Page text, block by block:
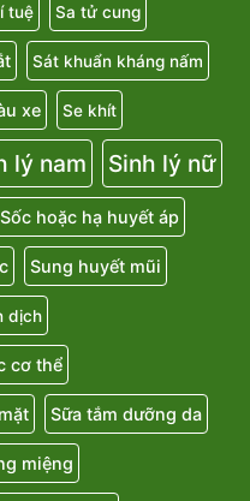
tuệ Sa tử cung
Sát khuẩn kháng nấm
xe Se khít
lý nam Sinh lý nữ
Sốc hoặc hạ huyết áp
Sung huyết mũi
dịch
cơ thể
Sữa tắm dưỡng da
miệng